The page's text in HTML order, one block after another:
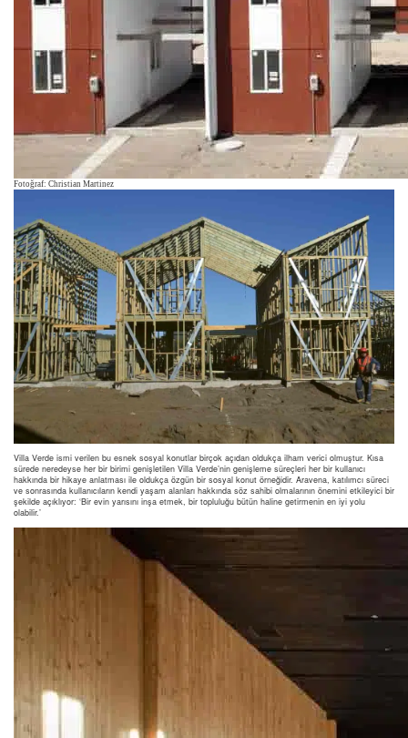
Fotoğraf: Christian Martinez
Villa Verde ismi verilen bu esnek sosyal konutlar birçok açıdan oldukça ilham verici olmuştur. Kısa
sürede neredeyse her bir birimi genişletilen Villa Verde’nin genişleme süreçleri her bir kullanıcı
hakkında bir hikaye anlatması ile oldukça özgün bir sosyal konut örneğidir. Aravena, katılımcı süreci
ve sonrasında kullanıcıların kendi yaşam alanları hakkında söz sahibi olmalarının önemini etkileyici bir
şekilde açıklıyor: ‘Bir evin yarısını inşa etmek, bir topluluğu bütün haline getirmenin en iyi yolu
olabilir.’